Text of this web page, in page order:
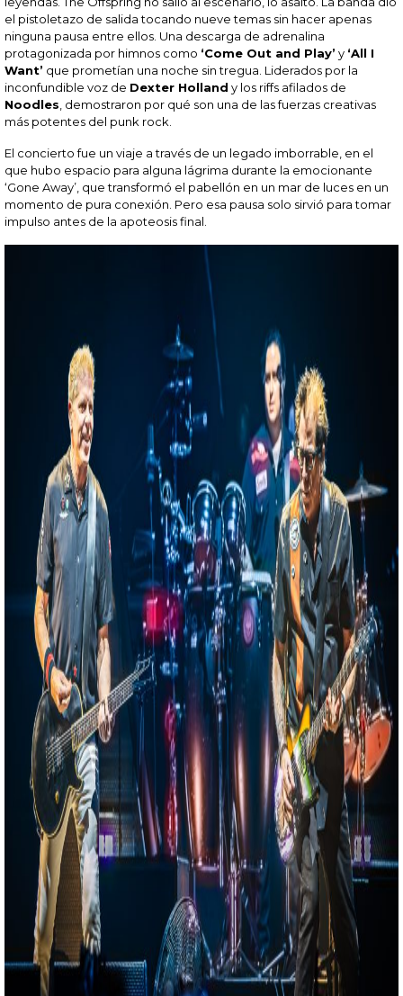
el pistoletazo de salida tocando nueve temas sin hacer apenas
ninguna pausa entre ellos. Una descarga de adrenalina
protagonizada por himnos como ‘Come Out and Play’ y ‘All I
Want’ que prometían una noche sin tregua. Liderados por la
inconfundible voz de Dexter Holland y los riffs afilados de
Noodles , demostraron por qué son una de las fuerzas creativas
más potentes del punk rock.
El concierto fue un viaje a través de un legado imborrable, en el
que hubo espacio para alguna lágrima durante la emocionante
‘Gone Away’, que transformó el pabellón en un mar de luces en un
momento de pura conexión. Pero esa pausa solo sirvió para tomar
impulso antes de la apoteosis final.